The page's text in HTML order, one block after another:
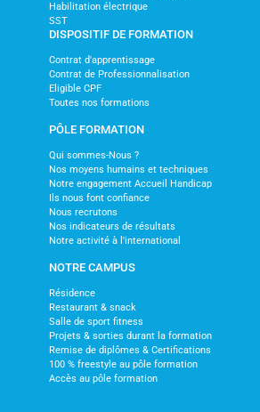
Habilitation électrique
SST
DISPOSITIF DE FORMATION
Contrat d'apprentissage
Contrat de Professionnalisation
Eligible CPF
Toutes nos formations
PÔLE FORMATION
Qui sommes-Nous ?
Nos moyens humains et techniques
Notre engagement Accueil Handicap
Ils nous font confiance
Nous recrutons
Nos indicateurs de résultats
Notre activité à l'international
NOTRE CAMPUS
Résidence
Restaurant & snack
Salle de sport fitness
Projets & sorties durant la formation
Remise de diplômes & Certifications
100 % freestyle au pôle formation
Accès au pôle formation